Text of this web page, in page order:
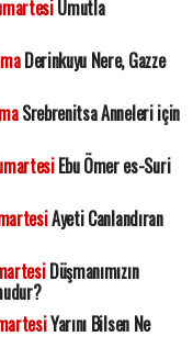
Umutla
Derinkuyu Nere, Gazze
Srebrenitsa Anneleri için
Ebu Ömer es-Suri
Ayeti Canlandıran
Düşmanımızın
Yarını Bilsen Ne